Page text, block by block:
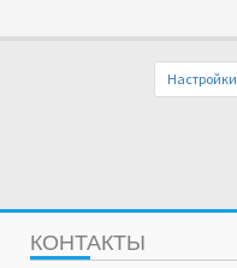
Настройки
КОНТАКТЫ